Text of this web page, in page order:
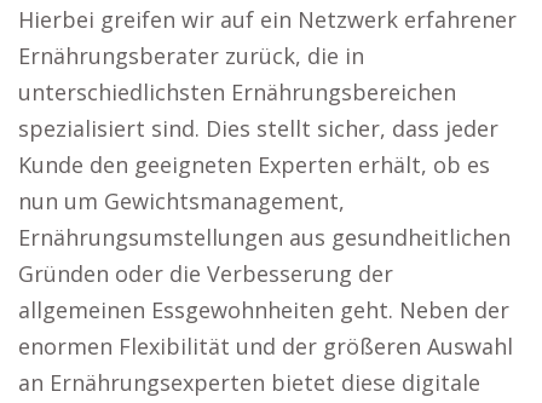
Hierbei greifen wir auf ein Netzwerk erfahrener
Ernährungsberater zurück, die in
unterschiedlichsten Ernährungsbereichen
spezialisiert sind. Dies stellt sicher, dass jeder
Kunde den geeigneten Experten erhält, ob es
nun um Gewichtsmanagement,
Ernährungsumstellungen aus gesundheitlichen
Gründen oder die Verbesserung der
allgemeinen Essgewohnheiten geht. Neben der
enormen Flexibilität und der größeren Auswahl
an Ernährungsexperten bietet diese digitale